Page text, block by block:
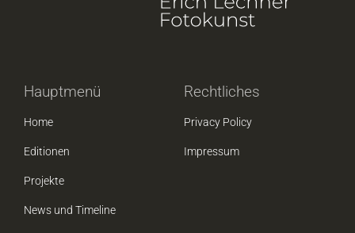
Hauptmenü
Home
Editionen
Projekte
News und Timeline
Rechtliches
Privacy Policy
Impressum